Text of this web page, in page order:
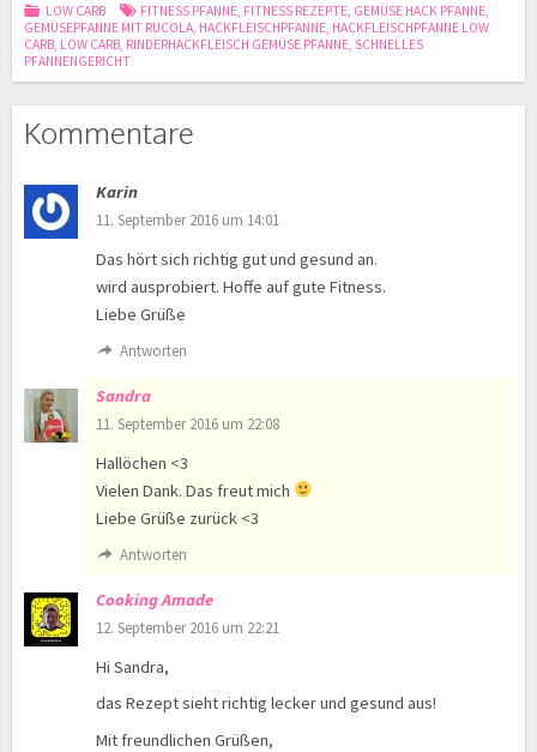
LOW CARB FITNESS PFANNE FITNESS REZEPTE GEMÜSE HACK PFANNE
GEMÜSEPFANNE MIT RUCOLA HACKFLEISCHPFANNE HACKFLEISCHPFANNE LOW
CARB LOW CARB RINDERHACKFLEISCH GEMÜSE PFANNE SCHNELLES
PFANNENGERICHT
Kommentare
Karin
11. September 2016 um 14:01
Das hört sich richtig gut und gesund an.
wird ausprobiert. Hoffe auf gute Fitness.
Liebe Grüße
Antworten
Sandra
11. September 2016 um 22:08
Hallöchen <3
Vielen Dank. Das freut mich
Liebe Grüße zurück <3
Antworten
Cooking Amade
12. September 2016 um 22:21
Hi Sandra,
das Rezept sieht richtig lecker und gesund aus!
Mit freundlichen Grüßen,